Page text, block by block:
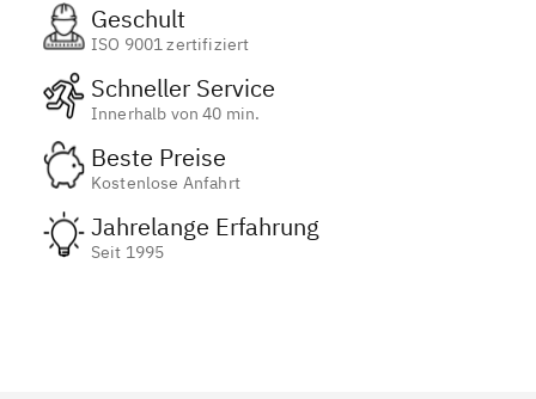
Geschult
ISO 9001 zertifiziert
Schneller Service
Innerhalb von 40 min.
Beste Preise
Kostenlose Anfahrt
Jahrelange Erfahrung
Seit 1995